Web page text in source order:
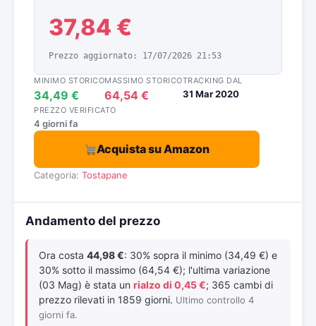
37,84 €
Prezzo aggiornato: 17/07/2026 21:53
MINIMO STORICO
34,49 €
MASSIMO STORICO
64,54 €
TRACKING DAL
31 Mar 2020
PREZZO VERIFICATO
4 giorni fa
Acquista su Amazon
Categoria: Tostapane
Andamento del prezzo
Ora costa 44,98 €: 30% sopra il minimo (34,49 €) e
30% sotto il massimo (64,54 €); l'ultima variazione
(03 Mag) è stata un rialzo di 0,45 €; 365 cambi di
prezzo rilevati in 1859 giorni. Ultimo controllo 4
giorni fa.